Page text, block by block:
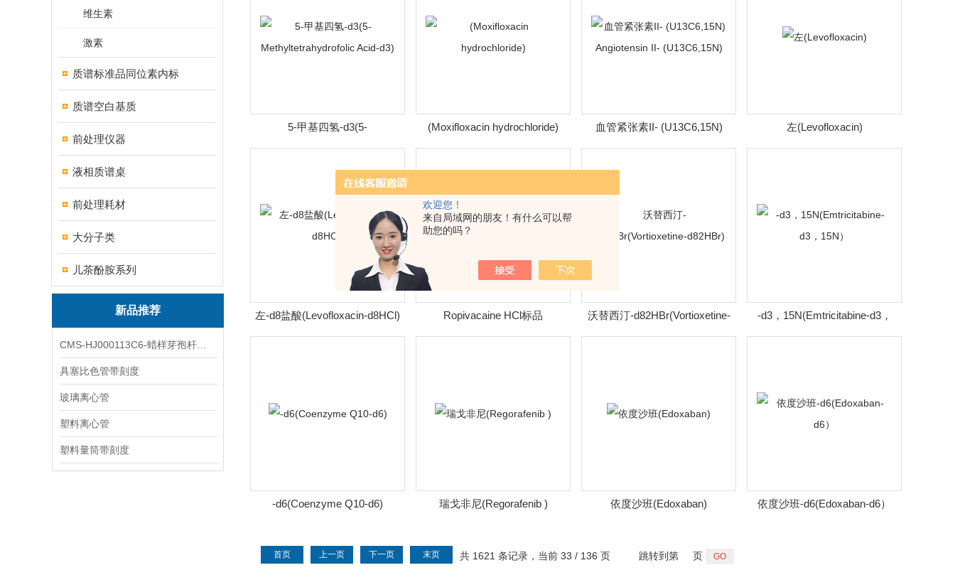
欢迎您！
来自局域网的朋友！有什么可以帮
助您的吗？
维生素
激素
质谱标准品同位素内标
质谱空白基质
前处理仪器
液相质谱桌
前处理耗材
大分子类
儿茶酚胺系列
新品推荐
具塞比色管带刻度
玻璃离心管
塑料离心管
塑料量筒带刻度
5-甲基四氢-d3(5-
Methyltetrahydrofolic Acid-d3)
(Moxifloxacin hydrochloride)
血管紧张素II- (U13C6,15N)
Angiotensin II- (U13C6,15N)
左(Levofloxacin)
左-d8盐酸(Levofloxacin-d8HCl) Ropivacaine HCl标品
沃替西汀-d82HBr(Vortioxetine-
d82HBr)
-d3，15N(Emtricitabine-d3，
15N）
-d6(Coenzyme Q10-d6) 瑞戈非尼(Regorafenib ) 依度沙班(Edoxaban) 依度沙班-d6(Edoxaban-d6）
共 1621 条记录，当前 33 / 136 页
首页 上一页 下一页 末页 跳转到第 页